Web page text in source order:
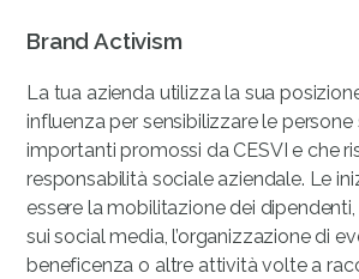
Brand Activism
La tua azienda utilizza la sua
influenza per sensibilizzare le persone
importanti promossi da CESVI e che
responsabilità sociale aziendale. Le
essere la mobilitazione dei
sui social media, l’organizzazione di
beneficenza o altre attività volte a